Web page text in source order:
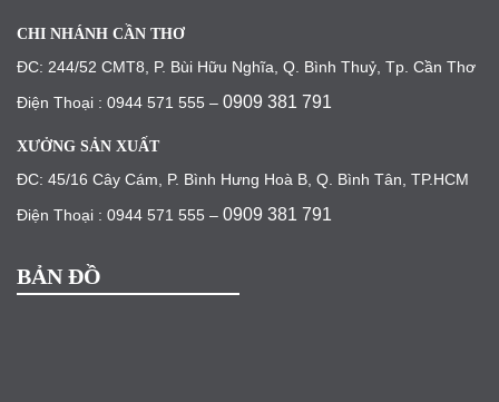
CHI NHÁNH CẦN THƠ
ĐC: 244/52 CMT8, P. Bùi Hữu Nghĩa, Q. Bình Thuỷ, Tp. Cần Thơ
Điện Thoại : 0944 571 555 – 0909 381 791
XƯỞNG SẢN XUẤT
ĐC: 45/16 Cây Cám, P. Bình Hưng Hoà B, Q. Bình Tân, TP.HCM
Điện Thoại : 0944 571 555 – 0909 381 791
BẢN ĐỒ